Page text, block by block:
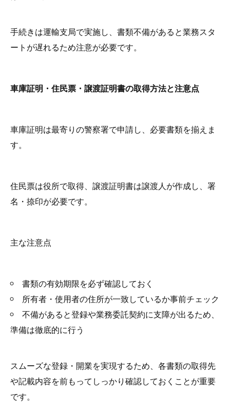
手続きは運輸支局で実施し、書類不備があると業務スタ
ートが遅れるため注意が必要です。
車庫証明・住民票・譲渡証明書の取得方法と注意点
車庫証明は最寄りの警察署で申請し、必要書類を揃えま
す。
住民票は役所で取得、譲渡証明書は譲渡人が作成し、署
名・捺印が必要です。
主な注意点
書類の有効期限を必ず確認しておく
所有者・使用者の住所が一致しているか事前チェック
不備があると登録や業務委託契約に支障が出るため、
準備は徹底的に行う
スムーズな登録・開業を実現するため、各書類の取得先
や記載内容を前もってしっかり確認しておくことが重要
です。